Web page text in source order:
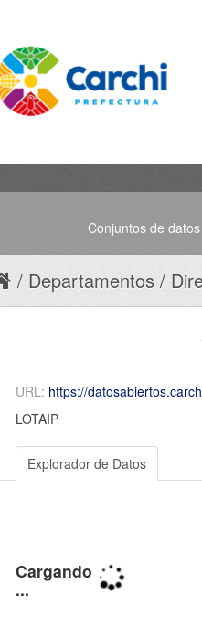
Conjuntos de datos
Departamentos
URL: https://datosabiertos.carchi.gob.ec/dataset/
LOTAIP
Explorador de Datos